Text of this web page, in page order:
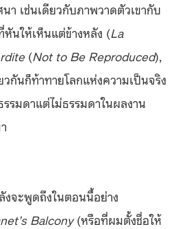
า เช่นเดียวกับภาพวาดตัวเขากับ
หันให้เห็นแต่ข้างหลัง (La
(Not to Be Reproduced),
กันก็ท้าทายโลกแห่งความเป็นจริง
รมดาแต่ไม่ธรรมดาในผลงาน
งจะพูดถึงในตอนนี้อย่าง
Balcony(หรือที่ผมตั้งชื่อให้